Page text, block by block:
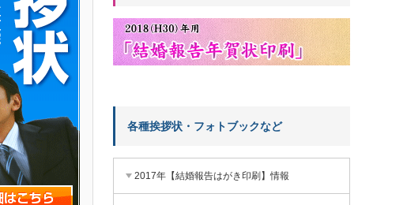
各種挨拶状・フォトブックなど
2017年【結婚報告はがき印刷】情報